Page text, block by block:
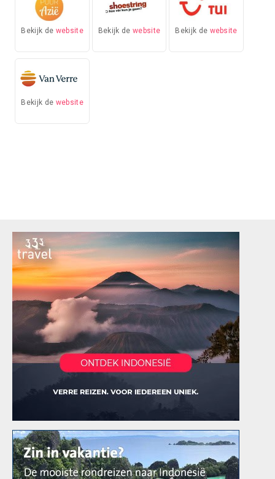
Bekijk de website Bekijk dewebsite Bekijk de website
Bekijk de website